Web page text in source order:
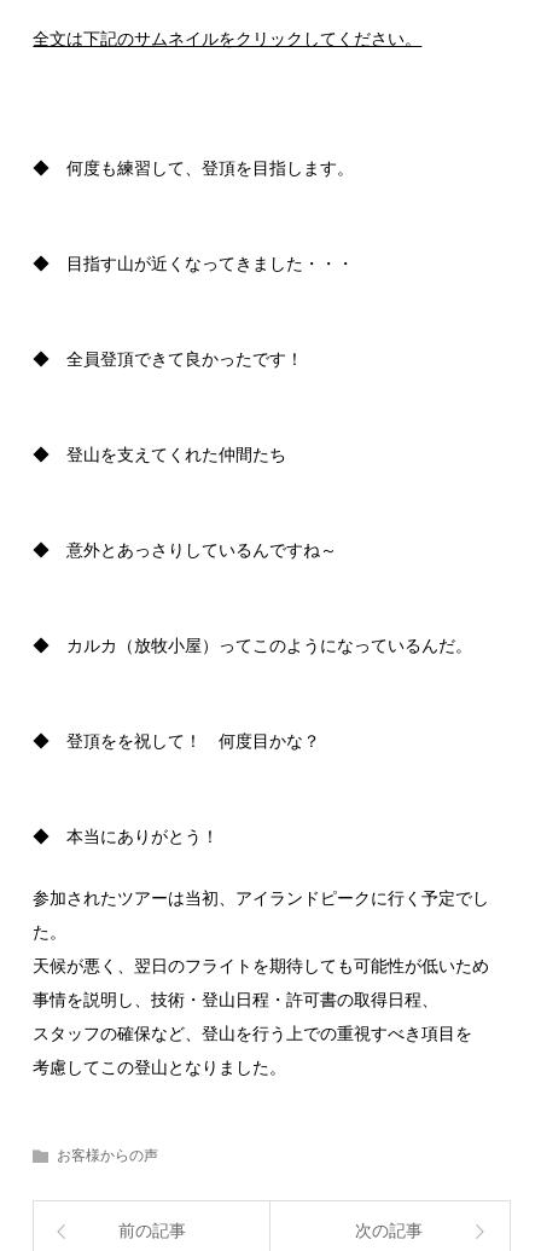
全文は下記のサムネイルをクリックしてください。
◆ 何度も練習して、登頂を目指します。
◆ 目指す山が近くなってきました・・・
◆ 全員登頂できて良かったです！
◆ 登山を支えてくれた仲間たち
◆ 意外とあっさりしているんですね～
◆ カルカ（放牧小屋）ってこのようになっているんだ。
◆ 登頂をを祝して！ 何度目かな？
◆ 本当にありがとう！
参加されたツアーは当初、アイランドピークに行く予定でし
た。
天候が悪く、翌日のフライトを期待しても可能性が低いため
事情を説明し、技術・登山日程・許可書の取得日程、
スタッフの確保など、登山を行う上での重視すべき項目を
考慮してこの登山となりました。
お客様からの声
前の記事 次の記事